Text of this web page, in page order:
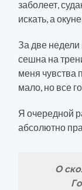
заболеет,
искать, а
За две недели
сешна на
меня чувства
мало, но все
Я очередной
абсолютно
О